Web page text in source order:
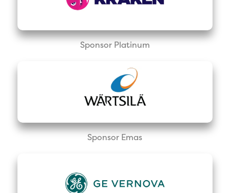
Sponsor Platinum
Sponsor Emas